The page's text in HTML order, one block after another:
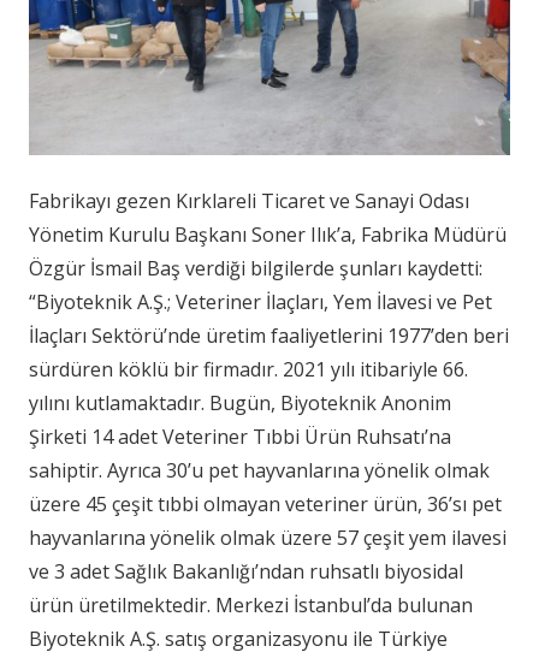
Fabrikayı gezen Kırklareli Ticaret ve Sanayi Odası
Yönetim Kurulu Başkanı Soner Ilık’a, Fabrika Müdürü
Özgür İsmail Baş verdiği bilgilerde şunları kaydetti:
“Biyoteknik A.Ş.; Veteriner İlaçları, Yem İlavesi ve Pet
İlaçları Sektörü’nde üretim faaliyetlerini 1977’den beri
sürdüren köklü bir firmadır. 2021 yılı itibariyle 66.
yılını kutlamaktadır. Bugün, Biyoteknik Anonim
Şirketi 14 adet Veteriner Tıbbi Ürün Ruhsatı’na
sahiptir. Ayrıca 30’u pet hayvanlarına yönelik olmak
üzere 45 çeşit tıbbi olmayan veteriner ürün, 36’sı pet
hayvanlarına yönelik olmak üzere 57 çeşit yem ilavesi
ve 3 adet Sağlık Bakanlığı’ndan ruhsatlı biyosidal
ürün üretilmektedir. Merkezi İstanbul’da bulunan
Biyoteknik A.Ş. satış organizasyonu ile Türkiye